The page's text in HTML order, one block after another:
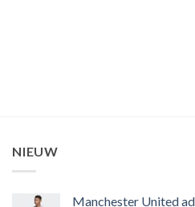
NIEUW
Manchester United